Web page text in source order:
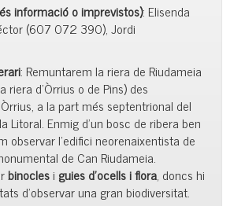
informació o imprevistos): Elisenda
(607 072 390), Jordi
: Remuntarem la riera de Riudameia
riera d’Òrrius o de Pins) des
a la part més septentrional del
Litoral. Enmig d’un bosc de ribera ben
observar l’edifici neorenaixentista de
de Can Riudameia.
binoclesi guies d’ocells i flora, doncs hi
d’observar una gran biodiversitat.